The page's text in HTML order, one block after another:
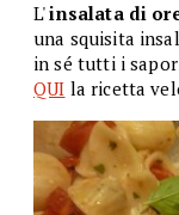
L'insalata di
una squisita
in sé tutti i
QUI la ricetta